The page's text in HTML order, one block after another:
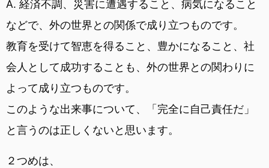
A. 経済不調、災害に遭遇すること、病気になること
などで、外の世界との関係で成り立つものです。
教育を受けて智恵を得ること、豊かになること、社
会人として成功することも、外の世界との関わりに
よって成り立つものです。
このような出来事について、「完全に自己責任だ」
と言うのは正しくないと思います。
２つめは、